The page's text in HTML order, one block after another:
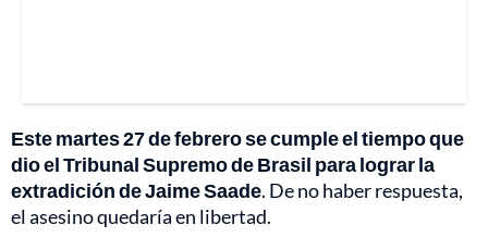
Este martes 27 de febrero se cumple el tiempo que
dio el Tribunal Supremo de Brasil para lograr la
extradición de Jaime Saade. De no haber respuesta,
el asesino quedaría en libertad.